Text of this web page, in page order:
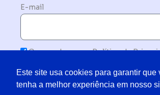
Este site usa cookies para garantir que
tenha a melhor experiência em nosso
E-mail
Concordo com a Política de
Enviar